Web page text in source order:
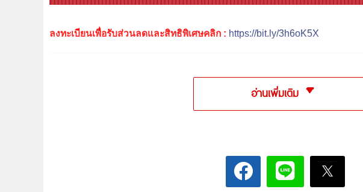
ลงทะเบียนเพื่อรับส่วนลดและสิทธิพิเศษคลิก : https://bit.ly/3h6oK5X
อ่านเพิ่มเติม